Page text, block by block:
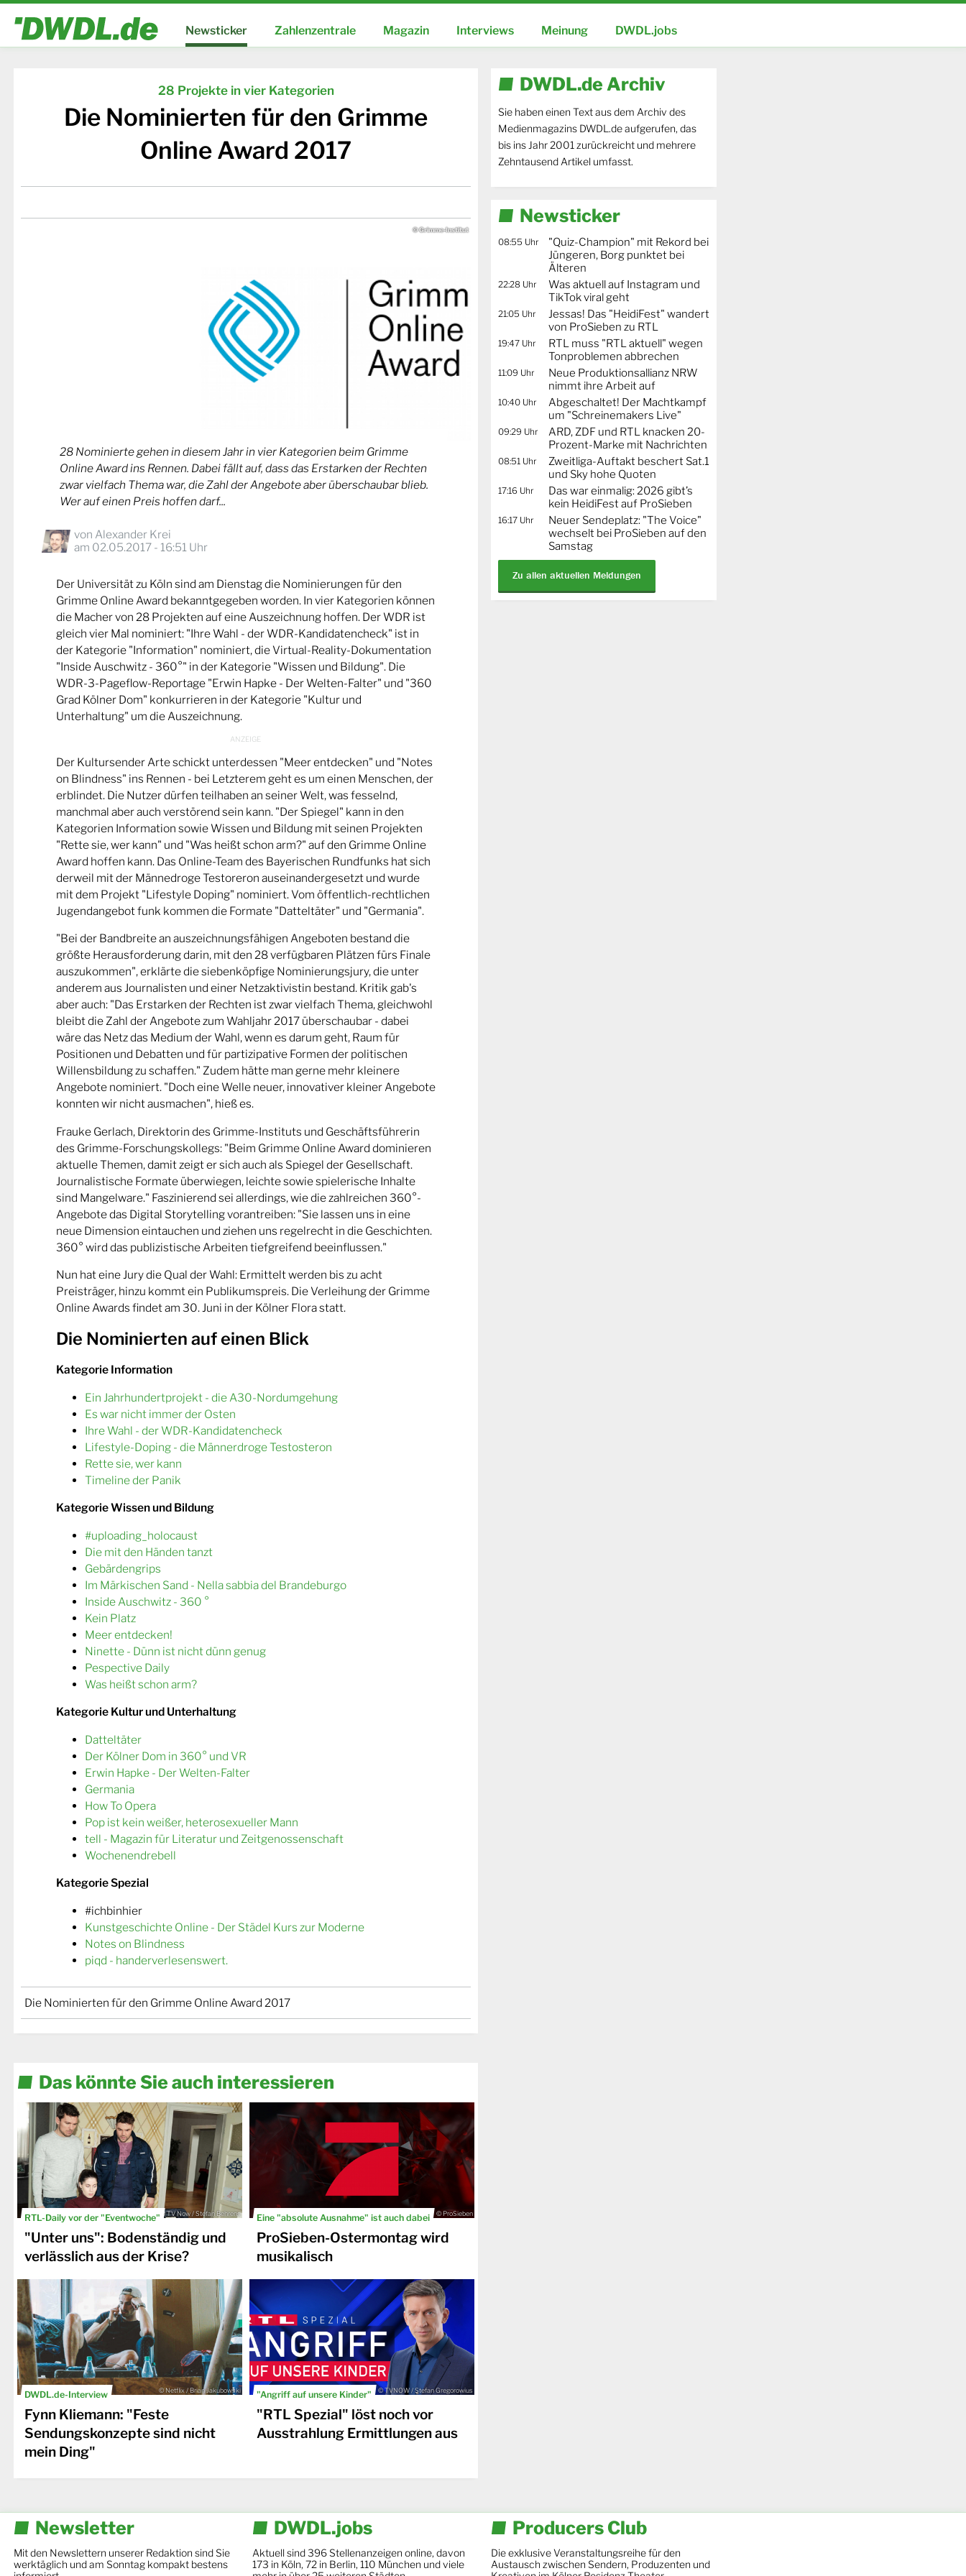
Newsticker Zahlenzentrale Magazin Interviews Meinung DWDL.jobs
28 Projekte in vier Kategorien
Die Nominierten für den Grimme
Online Award 2017
© Grimme-Institut
28 Nominierte gehen in diesem Jahr in vier Kategorien beim Grimme
Online Award ins Rennen. Dabei fällt auf, dass das Erstarken der Rechten
zwar vielfach Thema war, die Zahl der Angebote aber überschaubar blieb.
Wer auf einen Preis hoffen darf...
von Alexander Krei
am 02.05.2017 - 16:51 Uhr
Der Universität zu Köln sind am Dienstag die Nominierungen für den
Grimme Online Award bekanntgegeben worden. In vier Kategorien können
die Macher von 28 Projekten auf eine Auszeichnung hoffen. Der WDR ist
gleich vier Mal nominiert: "Ihre Wahl - der WDR-Kandidatencheck" ist in
der Kategorie "Information" nominiert, die Virtual-Reality-Dokumentation
"Inside Auschwitz - 360°" in der Kategorie "Wissen und Bildung". Die
WDR-3-Pageflow-Reportage "Erwin Hapke - Der Welten-Falter" und "360
Grad Kölner Dom" konkurrieren in der Kategorie "Kultur und
Unterhaltung" um die Auszeichnung.
Der Kultursender Arte schickt unterdessen "Meer entdecken" und "Notes
on Blindness" ins Rennen - bei Letzterem geht es um einen Menschen, der
erblindet. Die Nutzer dürfen teilhaben an seiner Welt, was fesselnd,
manchmal aber auch verstörend sein kann. "Der Spiegel" kann in den
Kategorien Information sowie Wissen und Bildung mit seinen Projekten
"Rette sie, wer kann" und "Was heißt schon arm?" auf den Grimme Online
Award hoffen kann. Das Online-Team des Bayerischen Rundfunks hat sich
derweil mit der Männedroge Testoreron auseinandergesetzt und wurde
mit dem Projekt "Lifestyle Doping" nominiert. Vom öffentlich-rechtlichen
Jugendangebot funk kommen die Formate "Datteltäter" und "Germania".
"Bei der Bandbreite an auszeichnungsfähigen Angeboten bestand die
größte Herausforderung darin, mit den 28 verfügbaren Plätzen fürs Finale
auszukommen", erklärte die siebenköpfige Nominierungsjury, die unter
anderem aus Journalisten und einer Netzaktivistin bestand. Kritik gab's
aber auch: "Das Erstarken der Rechten ist zwar vielfach Thema, gleichwohl
bleibt die Zahl der Angebote zum Wahljahr 2017 überschaubar - dabei
wäre das Netz das Medium der Wahl, wenn es darum geht, Raum für
Positionen und Debatten und für partizipative Formen der politischen
Willensbildung zu schaffen." Zudem hätte man gerne mehr kleinere
Angebote nominiert. "Doch eine Welle neuer, innovativer kleiner Angebote
konnten wir nicht ausmachen", hieß es.
Frauke Gerlach, Direktorin des Grimme-Instituts und Geschäftsführerin
des Grimme-Forschungskollegs: "Beim Grimme Online Award dominieren
aktuelle Themen, damit zeigt er sich auch als Spiegel der Gesellschaft.
Journalistische Formate überwiegen, leichte sowie spielerische Inhalte
sind Mangelware." Faszinierend sei allerdings, wie die zahlreichen 360°-
Angebote das Digital Storytelling vorantreiben: "Sie lassen uns in eine
neue Dimension eintauchen und ziehen uns regelrecht in die Geschichten.
360° wird das publizistische Arbeiten tiefgreifend beeinflussen."
Nun hat eine Jury die Qual der Wahl: Ermittelt werden bis zu acht
Preisträger, hinzu kommt ein Publikumspreis. Die Verleihung der Grimme
Online Awards findet am 30. Juni in der Kölner Flora statt.
Die Nominierten auf einen Blick
Kategorie Information
Ein Jahrhundertprojekt - die A30-Nordumgehung
Es war nicht immer der Osten
Ihre Wahl - der WDR-Kandidatencheck
Lifestyle-Doping - die Männerdroge Testosteron
Rette sie, wer kann
Timeline der Panik
Kategorie Wissen und Bildung
#uploading_holocaust
Die mit den Händen tanzt
Gebärdengrips
Im Märkischen Sand - Nella sabbia del Brandeburgo
Inside Auschwitz - 360 °
Kein Platz
Meer entdecken!
Ninette - Dünn ist nicht dünn genug
Pespective Daily
Was heißt schon arm?
Kategorie Kultur und Unterhaltung
Datteltäter
Der Kölner Dom in 360° und VR
Erwin Hapke - Der Welten-Falter
Germania
How To Opera
Pop ist kein weißer, heterosexueller Mann
tell - Magazin für Literatur und Zeitgenossenschaft
Wochenendrebell
Kategorie Spezial
#ichbinhier
Kunstgeschichte Online - Der Städel Kurs zur Moderne
Notes on Blindness
piqd - handerverlesenswert.
Die Nominierten für den Grimme Online Award 2017
Das könnte Sie auch interessieren
RTL-Daily vor der "Eventwoche" © TV Now / Stefan Behrens
"Unter uns": Bodenständig und
verlässlich aus der Krise?
Eine "absolute Ausnahme" ist auch dabei © ProSieben
ProSieben-Ostermontag wird
musikalisch
DWDL.de-Interview © Netflix / Brian Jakubowski
Fynn Kliemann: "Feste
Sendungskonzepte sind nicht
mein Ding"
"Angriff auf unsere Kinder" © TVNOW / Stefan Gregorowius
"RTL Spezial" löst noch vor
Ausstrahlung Ermittlungen aus
DWDL.de Archiv
Sie haben einen Text aus dem Archiv des
Medienmagazins DWDL.de aufgerufen, das
bis ins Jahr 2001 zurückreicht und mehrere
Zehntausend Artikel umfasst.
Newsticker
08:55 Uhr
"Quiz-Champion" mit Rekord bei
Jüngeren, Borg punktet bei
Älteren
22:28 Uhr
Was aktuell auf Instagram und
TikTok viral geht
21:05 Uhr
Jessas! Das "HeidiFest" wandert
von ProSieben zu RTL
19:47 Uhr
RTL muss "RTL aktuell" wegen
Tonproblemen abbrechen
11:09 Uhr
Neue Produktionsallianz NRW
nimmt ihre Arbeit auf
10:40 Uhr
Abgeschaltet! Der Machtkampf
um "Schreinemakers Live"
09:29 Uhr
ARD, ZDF und RTL knacken 20-
Prozent-Marke mit Nachrichten
08:51 Uhr
Zweitliga-Auftakt beschert Sat.1
und Sky hohe Quoten
17:16 Uhr
Das war einmalig: 2026 gibt’s
kein HeidiFest auf ProSieben
16:17 Uhr
Neuer Sendeplatz: "The Voice"
wechselt bei ProSieben auf den
Samstag
Zu allen aktuellen Meldungen
Newsletter
Mit den Newslettern unserer Redaktion sind Sie
werktäglich und am Sonntag kompakt bestens
DWDL.jobs
Aktuell sind 396 Stellenanzeigen online, davon
173 in Köln, 72 in Berlin, 110 München und viele
Producers Club
Die exklusive Veranstaltungsreihe für den
Austausch zwischen Sendern, Produzenten und